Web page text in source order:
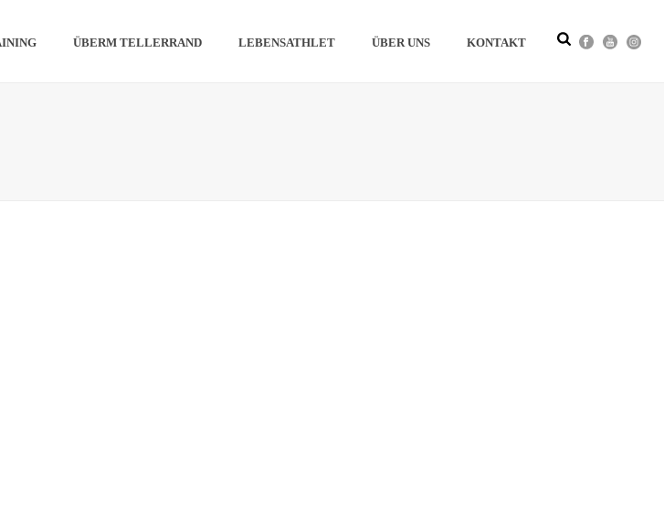
ÜBERM TELLERRAND LEBENSATHLET ÜBER UNS KONTAKT